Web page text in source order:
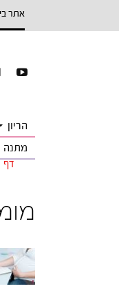
אתר
הריון
מתנה
דף